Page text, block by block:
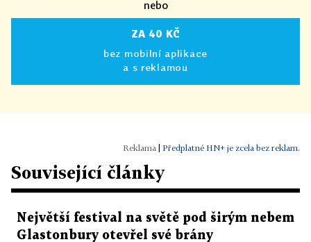
nebo
ZA 40 KČ
bez mobilní aplikace
a s reklamou
Předplatné HN+ je zcela bez reklam.
Související články
Největší festival na světě pod širým nebem
Glastonbury otevřel své brány